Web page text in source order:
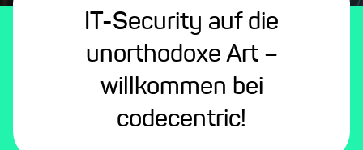
IT-Security auf die
unorthodoxe Art –
willkommen bei
codecentric!